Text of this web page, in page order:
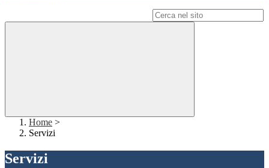
Home >
Servizi
Servizi